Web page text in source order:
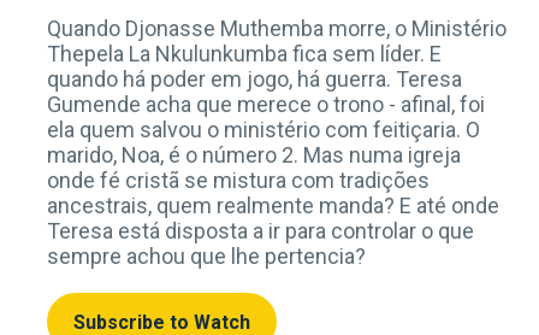
Quando Djonasse Muthemba morre, o Ministério
Thepela La Nkulunkumba fica sem líder. E
quando há poder em jogo, há guerra. Teresa
Gumende acha que merece o trono - afinal, foi
ela quem salvou o ministério com feitiçaria. O
marido, Noa, é o número 2. Mas numa igreja
onde fé cristã se mistura com tradições
ancestrais, quem realmente manda? E até onde
Teresa está disposta a ir para controlar o que
sempre achou que lhe pertencia?
Subscribe to Watch